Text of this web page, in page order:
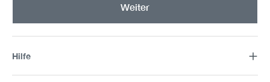
Weiter
Hilfe